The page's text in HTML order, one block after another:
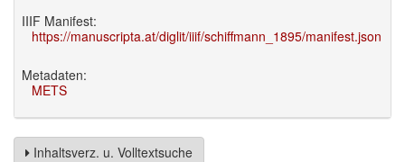
IIIF Manifest:
https://manuscripta.at/diglit/iiif/schiffmann_1895/manifest.json
Metadaten:
METS
Inhaltsverz. u. Volltextsuche